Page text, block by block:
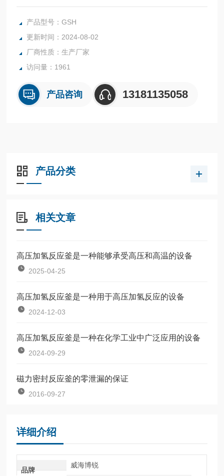
压反应、加压浸出、矿浆加热、萃取工艺的理想设备。所有反
应釜可以根据客户的需求定制。
产品型号：GSH
更新时间：2024-08-02
厂商性质：生产厂家
访问量：1961
产品咨询 13181135058
产品分类
相关文章
高压加氢反应釜是一种能够承受高压和高温的设备
2025-04-25
高压加氢反应釜是一种用于高压加氢反应的设备
2024-12-03
高压加氢反应釜是一种在化学工业中广泛应用的设备
2024-09-29
磁力密封反应釜的零泄漏的保证
2016-09-27
详细介绍
品牌
威海博锐